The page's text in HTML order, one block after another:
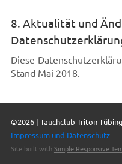
8. Aktualität und
Diese
Stand Mai 2018.
©2026 | Tauchclub Triton
Impressum und Datenschutz
Site built withSimple Responsive